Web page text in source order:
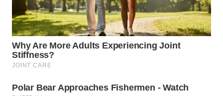
WN
DEPOK
WN
TAPANULI
UTARA
WN